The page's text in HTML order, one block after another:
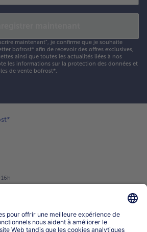
maintenant", je confirme que je souhaite
bofrost* afin de recevoir des offres exclusives,
ainsi que toutes les actualités liées à nos
les informations sur la protection des données et
de vente bofrost*.